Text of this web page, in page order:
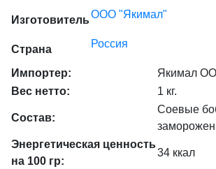
ИзготовительООО "Якимал"
Страна Россия
Импортер:
Якимал
Вес нетто:
1 кг.
Состав:
Соевые
Энергетическая ценность
на 100 гр:
34 ккал